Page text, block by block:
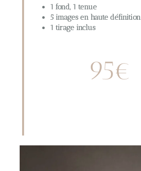
1 fond, 1 tenue
5 images en haute définition
1 tirage inclus
95€